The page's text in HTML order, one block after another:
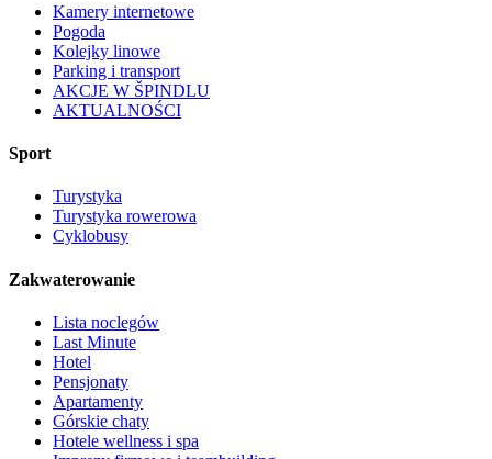
Kamery internetowe
Pogoda
Kolejky linowe
Parking i transport
AKCJE W ŠPINDLU
AKTUALNOŚCI
Sport
Turystyka
Turystyka rowerowa
Cyklobusy
Zakwaterowanie
Lista noclegów
Last Minute
Hotel
Pensjonaty
Apartamenty
Górskie chaty
Hotele wellness i spa